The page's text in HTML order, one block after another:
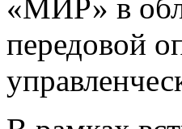
«МИР» в
передовой